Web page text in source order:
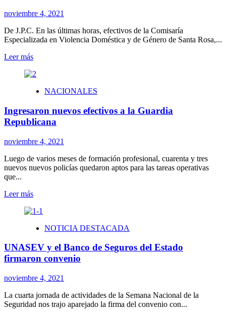
Presidencia
la
República
regimiento
de
noviembre 4, 2021
De J.P.C. En las últimas horas, efectivos de la Comisaría
Especializada en Violencia Doméstica y de Género de Santa Rosa,...
Leer másLeer
sobre
abusaba
sus
tres
hijos
NACIONALES
Ingresaron nuevos efectivos a la Guardia
Republicana
noviembre 4, 2021
Luego de varios meses de formación profesional, cuarenta y tres
nuevos nuevos policías quedaron aptos para las tareas operativas
que...
Leer másLeer
sobre
nuevos
a
la
Republicana
NOTICIA DESTACADA
UNASEV y el Banco de Seguros del Estado
firmaron convenio
noviembre 4, 2021
La cuarta jornada de actividades de la Semana Nacional de la
Seguridad nos trajo aparejado la firma del convenio con...